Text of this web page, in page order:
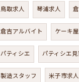
鳥取求人 琴浦求人
倉吉アルバイト ケーキ
パティシエ パティシエ
製造スタッフ 米子市求人